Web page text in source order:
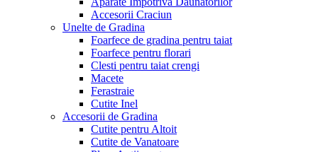
Accesorii Craciun
Unelte de Gradina
Foarfece de gradina pentru taiat
Foarfece pentru florari
Clesti pentru taiat crengi
Macete
Ferastraie
Cutite Inel
Accesorii de Gradina
Cutite pentru Altoit
Cutite de Vanatoare